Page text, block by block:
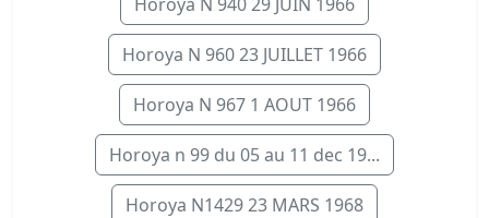
Horoya N 960 23 JUILLET 1966
Horoya N 967 1 AOUT 1966
Horoya n 99 du 05 au 11 dec 19...
Horoya N1429 23 MARS 1968